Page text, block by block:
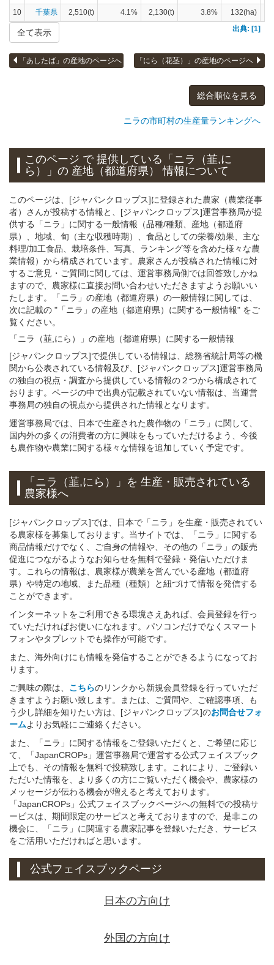
10
千葉県 2,510(t) 4.1% 2,130(t) 3.8%
132(ha)
出典: [1]
全て表示
「あしたば」の産地のページへ 「にら（花茎）」の産地のページへ
総合順位を見る
ニラの市町村の生産量ランキングへ
このページ で 提供している「ニラ（韮,に
ら）」の 産地（都道府県） 情報について
このページは、[ジャパンクロップス]に登録された農家（農業従事
者）さんが投稿する情報と、[ジャパンクロップス]運営事務局が提
供する「ニラ」に関する一般情報（品種/種類、産地（都道府
県）、地域、旬（主な収穫時期）、食品としての栄養/効果、主な
料理/加工食品、栽培条件、写真、ランキング等を含めた様々な農
業情報）から構成されています。農家さんが投稿された情報に対
するご意見・ご質問に関しては、運営事務局側では回答致しかね
ますので、農家様に直接お問い合わせいただきますようお願いい
たします。「ニラ」の産地（都道府県）の一般情報に関しては、
次に記載の "「ニラ」の産地（都道府県）に関する一般情報" をご
覧ください。
「ニラ（韮,にら）」 の産地（都道府県）に関する一般情報
[ジャパンクロップス]で提供している情報は、総務省統計局等の機
関から公表されている情報及び、[ジャパンクロップス]運営事務局
の独自の視点・調査から提供している情報の２つから構成されて
おります。ページの中で出典が記載されていない情報は、当運営
事務局の独自の視点から提供された情報となります。
運営事務局では、日本で生産された農作物の「ニラ」に関して、
国内外の多くの消費者の方に興味をもっていただけるよう、今後
も農作物や農業に関する様々な情報を追加していく予定です。
「ニラ（韮,にら）」 を 生産・販売されている
農家様へ
[ジャパンクロップス]では、日本で「ニラ」を生産・販売されてい
る農家様を募集しております。当サイトでは、「ニラ」に関する
商品情報だけでなく、ご自身の情報や、その他の「ニラ」の販売
促進につながるようなお知らせを無料で登録・発信いただけま
す。これらの情報は、農家様が農業を営んでいる産地（都道府
県）や特定の地域、また品種（種類）と紐づけて情報を発信する
ことができます。
インターネットをご利用できる環境さえあれば、会員登録を行っ
ていただければお使いになれます。パソコンだけでなくスマート
フォンやタブレットでも操作が可能です。
また、海外向けにも情報を発信することができるようになってお
ります。
ご興味の際は、 こちらのリンクから新規会員登録を行っていただ
きますようお願い致します。または、ご質問や、ご確認事項、も
う少し詳細を知りたい方は、[ジャパンクロップス]のお問合せフォ
ームよりお気軽にご連絡ください。
また、「ニラ」に関する情報をご登録いただくと、ご希望に応じ
て、「JapanCROPs」運営事務局で運営する公式フェイスブック
上でも、その情報を無料で投稿致します。これにより、ご登録い
ただいた情報を、より多くの方にご覧いただく機会や、農家様の
メッセージが伝わる機会が増えると考えております。
「JapanCROPs」公式フェイスブックページへの無料での投稿サ
ービスは、期間限定のサービスと考えておりますので、是非この
機会に、「ニラ」に関連する農家記事を登録いただき、サービス
をご活用いただければと思います。
公式フェイスブックページ
日本の方向け
外国の方向け